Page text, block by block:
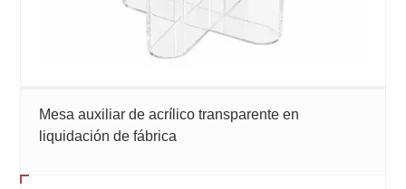
Mesa auxiliar de acrílico transparente en
liquidación de fábrica